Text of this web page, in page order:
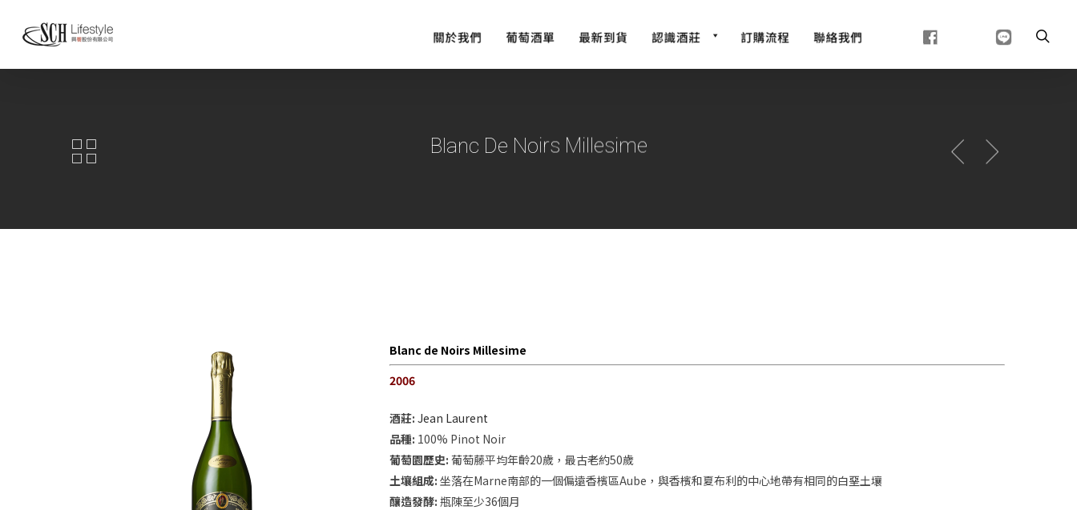
Blanc De Noirs Millesime
Blanc de Noirs Millesime
2006
酒莊: Jean Laurent
品種: 100% Pinot Noir
葡萄園歷史: 葡萄藤平均年齡20歲，最古老約50歲
土壤組成: 坐落在Marne南部的一個偏遠香檳區Aube，與香檳和夏布利的中心地帶有相同的白堊土壤
釀造發酵: 瓶陳至少36個月